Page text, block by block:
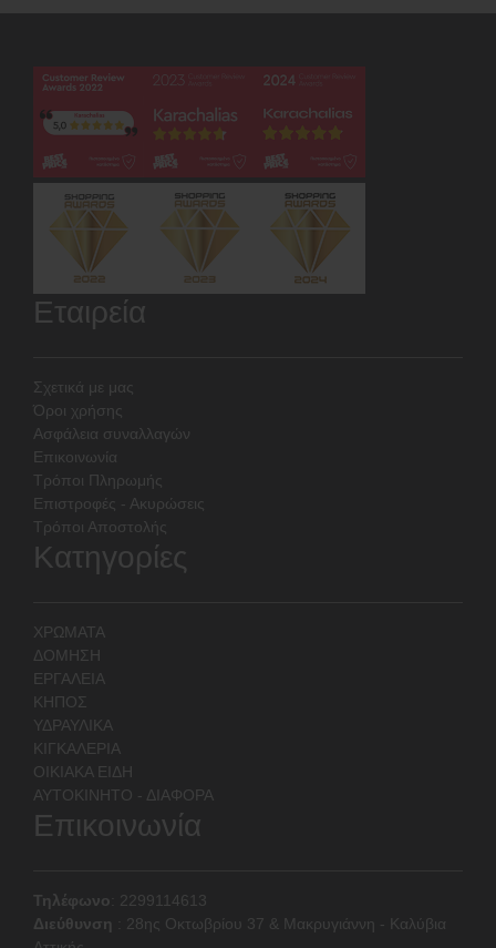
Εταιρεία
Σχετικά με μας
Όροι χρήσης
Ασφάλεια συναλλαγών
Επικοινωνία
Τρόποι Πληρωμής
Επιστροφές - Ακυρώσεις
Τρόποι Αποστολής
Κατηγορίες
ΧΡΩΜΑΤΑ
ΔΟΜΗΣΗ
ΕΡΓΑΛΕΙΑ
ΚΗΠΟΣ
ΥΔΡΑΥΛΙΚΑ
ΚΙΓΚΑΛΕΡΙΑ
ΟΙΚΙΑΚΑ ΕΙΔΗ
ΑΥΤΟΚΙΝΗΤΟ - ΔΙΑΦΟΡΑ
Επικοινωνία
Τηλέφωνο : 2299114613
Διεύθυνση
28ης Οκτωβρίου 37 & Μακρυγιάννη - Καλύβια